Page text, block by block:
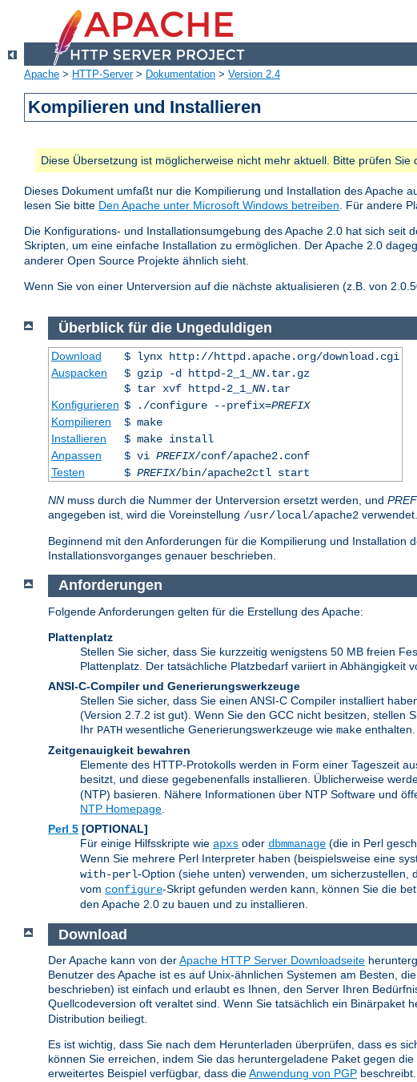
Apache > HTTP-Server> Dokumentation > Version 2.4
Kompilieren und Installieren
Diese Übersetzung ist möglicherweise nicht mehr aktuell. Bitte prüfen
Dieses Dokument umfaßt nur die Kompilierung und Installation des Apache
lesen Sie bitte Den Apache unter Microsoft Windows betreiben. Für andere
Die Konfigurations- und Installationsumgebung des Apache 2.0 hat sich
Skripten, um eine einfache Installation zu ermöglichen. Der Apache 2.0
anderer Open Source Projekte ähnlich sieht.
Wenn Sie von einer Unterversion auf die nächste aktualisieren (z.B. von
Überblick für die Ungeduldigen
Download
$ lynx http://httpd.apache.org/download.cgi
Auspacken
$ gzip -d httpd-2_1_ NN.tar.gz
$ tar xvf httpd-2_1_ NN.tar
Konfigurieren $ ./configure --prefix=PREFIX
Kompilieren
$ make
Installieren
$ make install
Anpassen
$ vi PREFIX/conf/apache2.conf
Testen
$ PREFIX/bin/apache2ctl start
NN muss durch die Nummer der Unterversion ersetzt werden, und
angegeben ist, wird die Voreinstellung /usr/local/apache2 verwendet.
Beginnend mit den Anforderungen für die Kompilierung und Installation
Installationsvorganges genauer beschrieben.
Anforderungen
Folgende Anforderungen gelten für die Erstellung des Apache:
Plattenplatz
Stellen Sie sicher, dass Sie kurzzeitig wenigstens 50 MB freien
Plattenplatz. Der tatsächliche Platzbedarf variiert in Abhängigkeit
ANSI-C-Compiler und Generierungswerkzeuge
Stellen Sie sicher, dass Sie einen ANSI-C Compiler installiert
(Version 2.7.2 ist gut). Wenn Sie den GCC nicht besitzen, stellen
Ihr PATH wesentliche Generierungswerkzeuge wie make enthalten.
Zeitgenauigkeit bewahren
Elemente des HTTP-Protokolls werden in Form einer Tageszeit
besitzt, und diese gegebenenfalls installieren. Üblicherweise
(NTP) basieren. Nähere Informationen über NTP Software und
NTP Homepage
Perl 5 [OPTIONAL]
Für einige Hilfsskripte wie apxs oder dbmmanage (die in Perl
Wenn Sie mehrere Perl Interpreter haben (beispielsweise eine
with-perl-Option (siehe unten) verwenden, um sicherzustellen,
vom configure-Skript gefunden werden kann, können Sie die
den Apache 2.0 zu bauen und zu installieren.
Download
Der Apache kann von derApache HTTP Server Downloadseite
Benutzer des Apache ist es auf Unix-ähnlichen Systemen am Besten,
beschrieben) ist einfach und erlaubt es Ihnen, den Server Ihren
Quellcodeversion oft veraltet sind. Wenn Sie tatsächlich ein Binärpaket
Distribution beiliegt.
Es ist wichtig, dass Sie nach dem Herunterladen überprüfen, dass es
können Sie erreichen, indem Sie das heruntergeladene Paket gegen
erweitertes Beispiel verfügbar, dass dieAnwendung von PGP beschreibt.